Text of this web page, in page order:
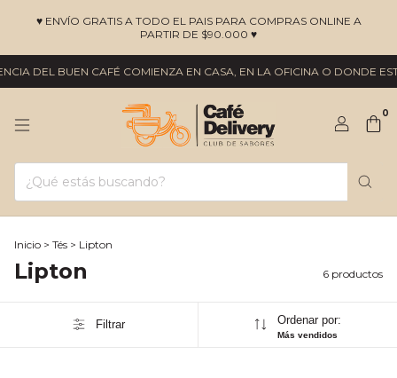
♥ ENVÍO GRATIS A TODO EL PAIS PARA COMPRAS ONLINE A
PARTIR DE $90.000 ♥
DEL BUEN CAFÉ COMIENZA EN CASA, EN LA OFICINA O DONDE
0
Inicio > Tés > Lipton
Lipton 6 productos
Filtrar Ordenar por:
Más vendidos